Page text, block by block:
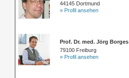
44145 Dortmund
» Profil ansehen
Prof. Dr. med. Jörg Borges
79100 Freiburg
» Profil ansehen